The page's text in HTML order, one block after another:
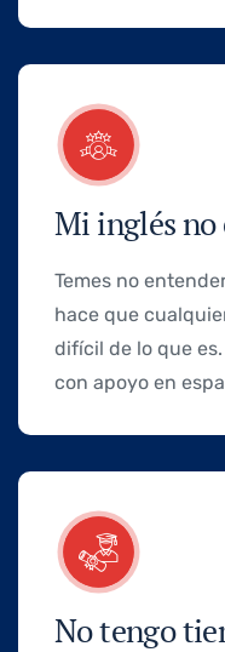
Mi inglés no
Temes no
hace que
difícil de lo que
con apoyo en
No tengo